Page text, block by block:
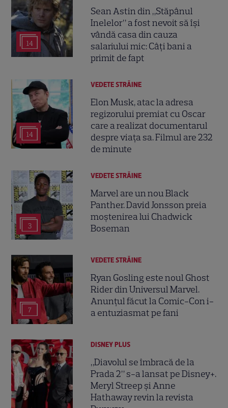
14
Sean Astin din „Stăpânul
Inelelor” a fost nevoit să își
vândă casa din cauza
salariului mic: Câți bani a
primit de fapt
14
VEDETE STRĂINE
Elon Musk, atac la adresa
regizorului premiat cu Oscar
care a realizat documentarul
despre viața sa. Filmul are 232
de minute
3
VEDETE STRĂINE
Marvel are un nou Black
Panther. David Jonsson preia
moștenirea lui Chadwick
Boseman
7
VEDETE STRĂINE
Ryan Gosling este noul Ghost
Rider din Universul Marvel.
Anunțul făcut la Comic-Con i-
a entuziasmat pe fani
DISNEY PLUS
„Diavolul se îmbracă de la
Prada 2” s-a lansat pe Disney+.
Meryl Streep și Anne
Hathaway revin la revista